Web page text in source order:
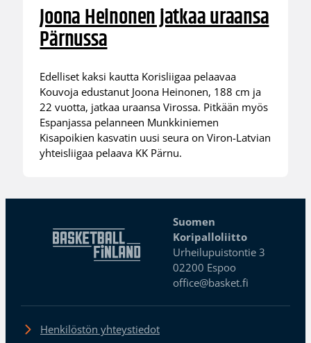
Joona Heinonen jatkaa uraansa
Pärnussa
Edelliset kaksi kautta Korisliigaa pelaavaa
Kouvoja edustanut Joona Heinonen, 188 cm ja
22 vuotta, jatkaa uraansa Virossa. Pitkään myös
Espanjassa pelanneen Munkkiniemen
Kisapoikien kasvatin uusi seura on Viron-Latvian
yhteisliigaa pelaava KK Pärnu.
Suomen
Koripalloliitto
Urheilupuistontie 3
02200 Espoo
office@basket.fi
Henkilöstön yhteystiedot